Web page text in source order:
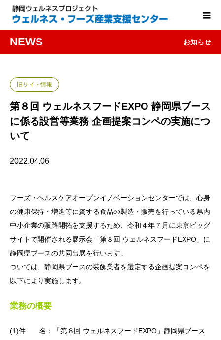
NEWS お知らせ
旧サイト情報
第８回 ウェルネスフードEXPO 静岡県ブース
に係る設営等業務 企画提案コンペの実施につ
いて
2022.04.06
フーズ・ヘルスケアオープンイノベーションセンターでは、心身
の健康保持・増進等に資する食品の製造・販売を行っている県内
中小企業の販路開拓を支援するため、令和４年７月に東京ビッグ
サイトで開催される展示会「第８回 ウェルネスフードEXPO」に
静岡県ブースの共同出展を行います。
ついては、静岡県ブースの装飾業者を選定する企画提案コンペを
以下により実施します。
業務の概要
(1)件 名：「第８回 ウェルネスフードEXPO」静岡県ブース